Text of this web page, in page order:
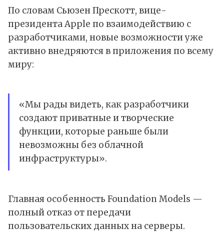
По словам Сьюзен Прескотт, вице-
президента Apple по взаимодействию с
разработчиками, новые возможности уже
активно внедряются в приложения по всему
миру:
«Мы рады видеть, как разработчики
создают приватные и творческие
функции, которые раньше были
невозможны без облачной
инфраструктуры».
Главная особенность Foundation Models —
полный отказ от передачи
пользовательских данных на серверы.